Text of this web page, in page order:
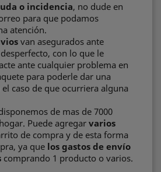
o incidencia, no dude en
para que podamos
atención.
van asegurados ante
con lo que le
ante cualquier problema en
para poderle dar una
caso de que ocurriera alguna
de mas de 7000
Puede agregar varios
de compra y de esta forma
ya que los gastos de envío
comprando 1 producto o varios.